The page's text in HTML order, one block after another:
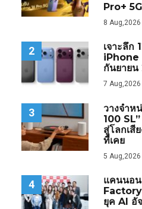
Pro+ 5G
8 Aug,2026
2
เจาะลึก
iPhone
กันยายน
7 Aug,2026
3
วางจำห
100
สู่โลกเสี
ที่เคย
5 Aug,2026
4
แคนนอ
ยุค AI อั